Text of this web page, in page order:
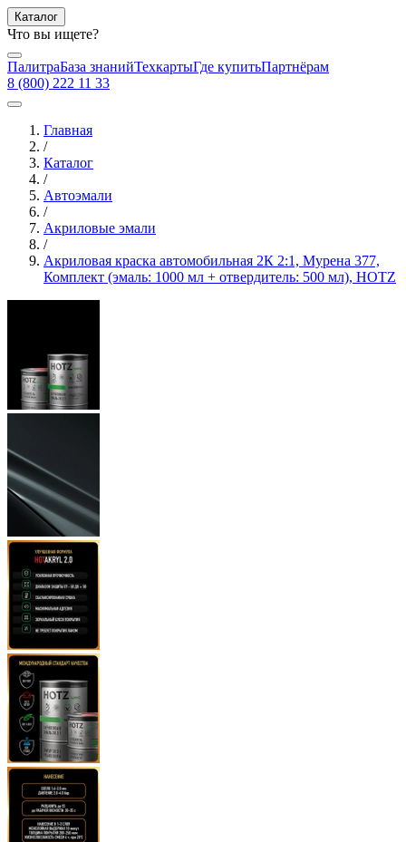
Каталог
Что вы ищете?
ПалитраБаза знанийТехкартыГде купитьПартнёрам
8 (800) 222 11 33
Главная
/
Каталог
/
Автоэмали
/
Акриловые эмали
/
Акриловая краска автомобильная 2К 2:1, Мурена 377,
Комплект (эмаль: 1000 мл + отвердитель: 500 мл), HOTZ